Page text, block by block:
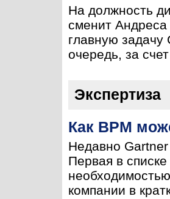
На должность
сменит
главную
очередь, за
Экспертиза
Как BPM
Недавно
Первая в
компании в